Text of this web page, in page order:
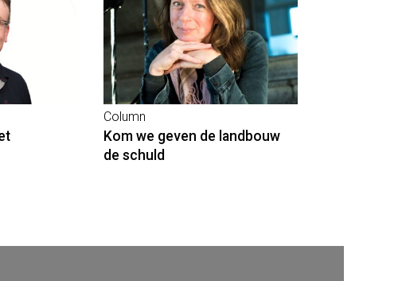
Column
Kom we geven de landbouw
de schuld